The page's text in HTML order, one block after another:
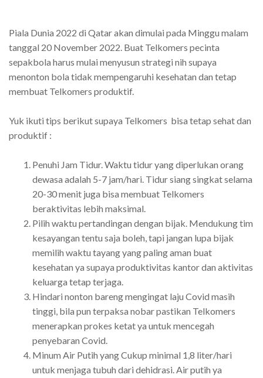
Piala Dunia 2022 di Qatar akan dimulai pada Minggu malam
tanggal 20 November 2022. Buat Telkomers pecinta
sepakbola harus mulai menyusun strategi nih supaya
menonton bola tidak mempengaruhi kesehatan dan tetap
membuat Telkomers produktif.
Yuk ikuti tips berikut supaya Telkomers bisa tetap sehat dan
produktif :
Penuhi Jam Tidur. Waktu tidur yang diperlukan orang
dewasa adalah 5-7 jam/hari. Tidur siang singkat selama
20-30 menit juga bisa membuat Telkomers
beraktivitas lebih maksimal.
Pilih waktu pertandingan dengan bijak. Mendukung tim
kesayangan tentu saja boleh, tapi jangan lupa bijak
memilih waktu tayang yang paling aman buat
kesehatan ya supaya produktivitas kantor dan aktivitas
keluarga tetap terjaga.
Hindari nonton bareng mengingat laju Covid masih
tinggi, bila pun terpaksa nobar pastikan Telkomers
menerapkan prokes ketat ya untuk mencegah
penyebaran Covid.
Minum Air Putih yang Cukup minimal 1,8 liter/hari
untuk menjaga tubuh dari dehidrasi. Air putih ya